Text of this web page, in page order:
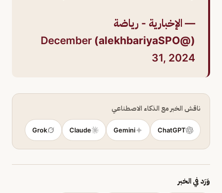
— الإخبارية - رياضة
(@alekhbariyaSPO)
December
31, 2024
ناقش الخبر مع الذكاء الاصطناعي
ChatGPT
Gemini
Claude
Grok
وَرَد في الخبر